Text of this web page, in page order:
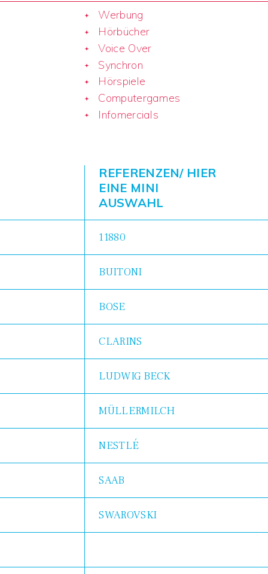
Werbung
Hörbücher
Voice Over
Synchron
Hörspiele
Computergames
Infomercials
REFERENZEN/ HIER
EINE MINI
AUSWAHL
11880
BUITONI
BOSE
CLARINS
LUDWIG BECK
MÜLLERMILCH
NESTLÉ
SAAB
SWAROVSKI